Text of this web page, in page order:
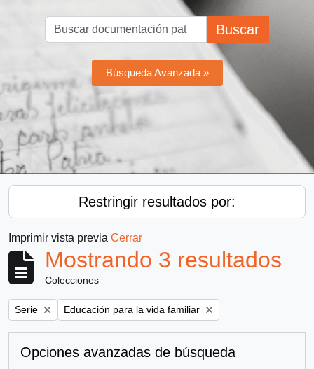
Buscar
Búsqueda Avanzada »
Restringir resultados por:
Imprimir vista previa Cerrar
Mostrando 3 resultados
Colecciones
Remove filter:
Serie Remove filter:
Educación para la vida familiar
Opciones avanzadas de búsqueda